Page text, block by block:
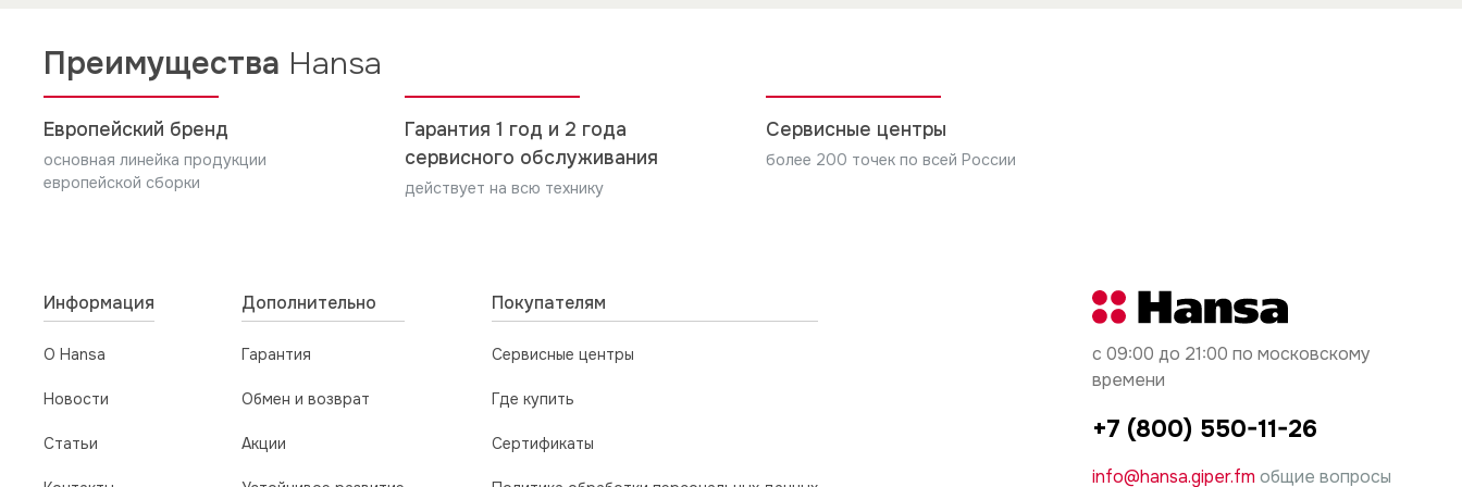
5. В случае нарушений требований инструкции производителя изделия, по установке и подключению, ответственность за причиненный ущерб несет
лицо, проводившие работы.
Для ДШ Baking Pro (77л):
Преимущества Hansa
Европейский бренд
основная линейка продукции
европейской сборки
Гарантия 1 год и 2 года
сервисного обслуживания
действует на всю технику
Сервисные центры
более 200 точек по всей России
Информация
О Hansa
Новости
Статьи
Дополнительно
Гарантия
Обмен и возврат
Акции
Покупателям
Сервисные центры
Где купить
Сертификаты
с 09:00 до 21:00 по московскому
времени
+7 (800) 550-11-26
info@hansa.giper.fm общие вопросы